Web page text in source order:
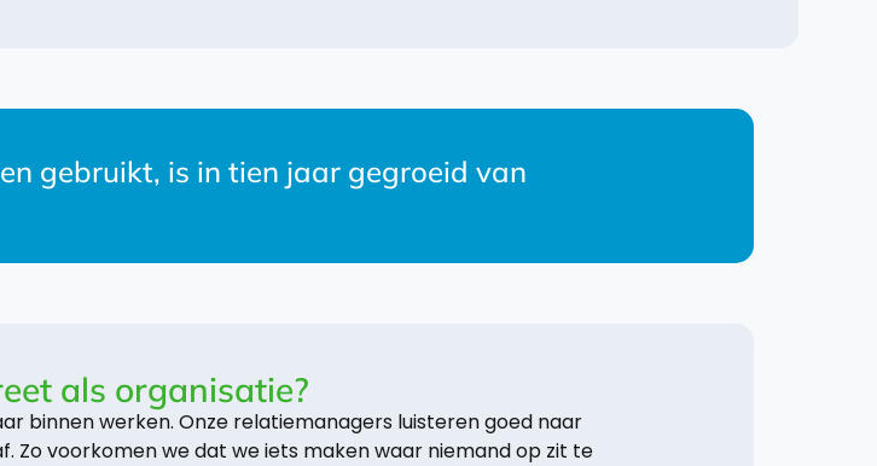
gebruikt, is in tien jaar gegroeid van
als organisatie?
binnen werken. Onze relatiemanagers luisteren goed naar
voorkomen we dat we iets maken waar niemand op zit te